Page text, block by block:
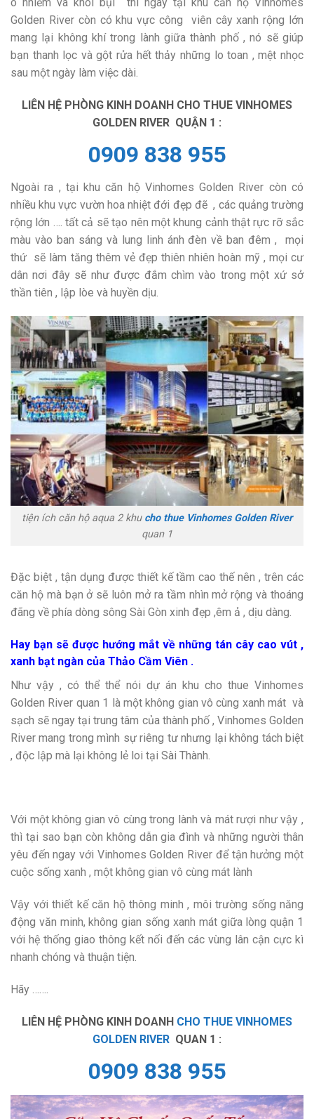
Golden River còn có khu vực công viên cây xanh rộng lớn
mang lại không khí trong lành giữa thành phố , nó sẽ giúp
bạn thanh lọc và gột rửa hết thảy những lo toan , mệt nhọc
sau một ngày làm việc dài.
LIÊN HỆ PHÒNG KINH DOANH CHO THUE VINHOMES
GOLDEN RIVER QUẬN 1 :
0909 838 955
Ngoài ra , tại khu căn hộ Vinhomes Golden River còn có
nhiều khu vực vườn hoa nhiệt đới đẹp đẽ , các quảng trường
rộng lớn …. tất cả sẽ tạo nên một khung cảnh thật rực rỡ sắc
màu vào ban sáng và lung linh ánh đèn về ban đêm , mọi
thứ sẽ làm tăng thêm vẻ đẹp thiên nhiên hoàn mỹ , mọi cư
dân nơi đây sẽ như được đắm chìm vào trong một xứ sở
thần tiên , lập lòe và huyền dịu.
tiện ích căn hộ aqua 2 khu cho thue Vinhomes Golden River
quan 1
Đặc biệt , tận dụng được thiết kế tầm cao thế nên , trên các
căn hộ mà bạn ở sẽ luôn mở ra tầm nhìn mở rộng và thoáng
đãng về phía dòng sông Sài Gòn xinh đẹp ,êm ả , dịu dàng.
Hay bạn sẽ được hướng mắt về những tán cây cao vút ,
xanh bạt ngàn của Thảo Cầm Viên .
Như vậy , có thể thể nói dự án khu cho thue Vinhomes
Golden River quan 1 là một không gian vô cùng xanh mát và
sạch sẽ ngay tại trung tâm của thành phố , Vinhomes Golden
River mang trong mình sự riêng tư nhưng lại không tách biệt
, độc lập mà lại không lẻ loi tại Sài Thành.
Với một không gian vô cùng trong lành và mát rượi như vậy ,
thì tại sao bạn còn không dẫn gia đình và những người thân
yêu đến ngay với Vinhomes Golden River để tận hưởng một
cuộc sống xanh , một không gian vô cùng mát lành
Vậy với thiết kế căn hộ thông minh , môi trường sống năng
động văn minh, không gian sống xanh mát giữa lòng quận 1
với hệ thống giao thông kết nối đến các vùng lân cận cực kì
nhanh chóng và thuận tiện.
Hãy …….
LIÊN HỆ PHÒNG KINH DOANH CHO THUE VINHOMES
GOLDEN RIVER QUAN 1 :
0909 838 955